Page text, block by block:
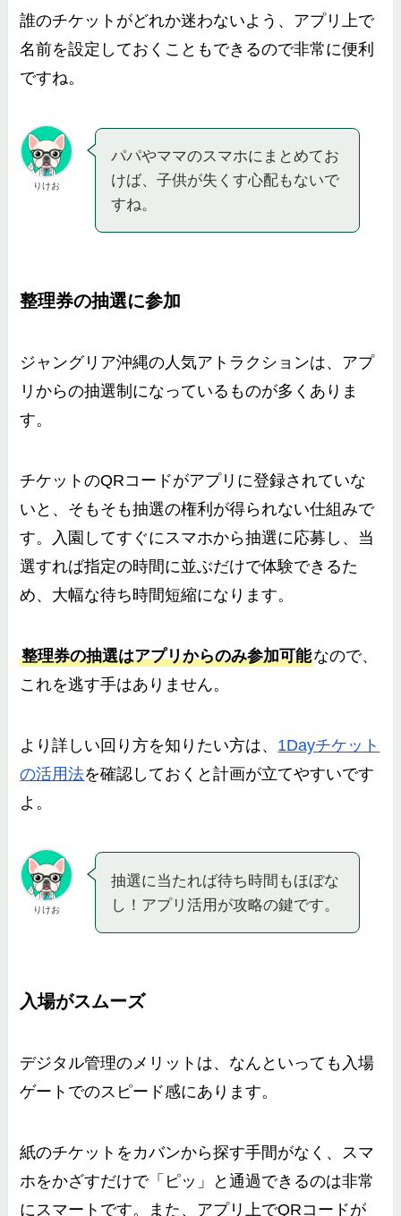
誰のチケットがどれか迷わないよう、アプリ上で
名前を設定しておくこともできるので非常に便利
ですね。
りけお
パパやママのスマホにまとめてお
けば、子供が失くす心配もないで
すね。
整理券の抽選に参加
ジャングリア沖縄の人気アトラクションは、アプ
リからの抽選制になっているものが多くありま
す。
チケットのQRコードがアプリに登録されていな
いと、そもそも抽選の権利が得られない仕組みで
す。入園してすぐにスマホから抽選に応募し、当
選すれば指定の時間に並ぶだけで体験できるた
め、大幅な待ち時間短縮になります。
整理券の抽選はアプリからのみ参加可能なので、
これを逃す手はありません。
より詳しい回り方を知りたい方は、 1Dayチケット
の活用法を確認しておくと計画が立てやすいです
よ。
りけお
抽選に当たれば待ち時間もほぼな
し！アプリ活用が攻略の鍵です。
入場がスムーズ
デジタル管理のメリットは、なんといっても入場
ゲートでのスピード感にあります。
紙のチケットをカバンから探す手間がなく、スマ
ホをかざすだけで「ピッ」と通過できるのは非常
にスマートです。また、アプリ上でQRコードが